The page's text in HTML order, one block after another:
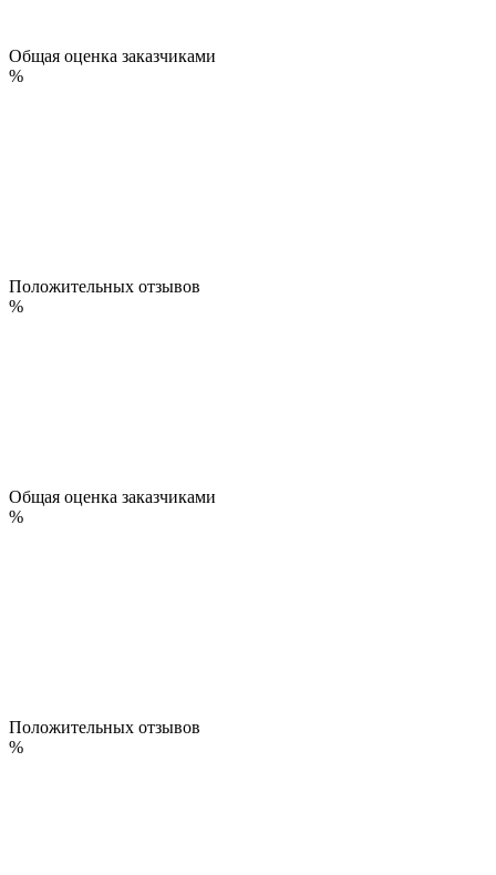
Общая оценка заказчиками
%
Положительных отзывов
%
Общая оценка заказчиками
%
Положительных отзывов
%